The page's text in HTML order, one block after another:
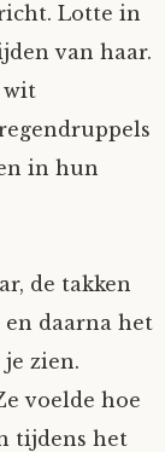
Lotte in
van haar.
wit
in hun
de takken
daarna het
zien.
voelde hoe
tijdens het